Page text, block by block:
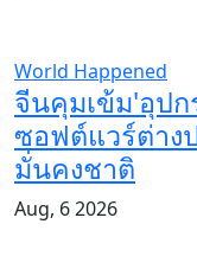
World Happened
จีนคุมเข้ม'อุป
ซอฟต์แวร์ต่าง
มั่นคงชาติ
Aug, 6 2026